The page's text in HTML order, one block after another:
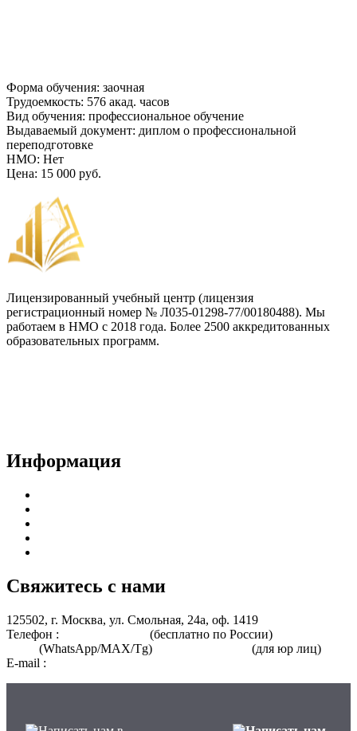
Форма обучения: заочная
Трудоемкость: 576 акад. часов
Вид обучения: профессиональное обучение
Выдаваемый документ: диплом о профессиональной
переподготовке
НМО: Нет
Цена: 15 000 руб.
Лицензированный учебный центр (лицензия
регистрационный номер № Л035-01298-77/00180488). Мы
работаем в НМО с 2018 года. Более 2500 аккредитованных
образовательных программ.
Информация
Свяжитесь с нами
125502, г. Москва, ул. Смольная, 24а, оф. 1419
Телефон :
(бесплатно по России)
(WhatsApp/MAX/Tg)
(для юр лиц)
E-mail :